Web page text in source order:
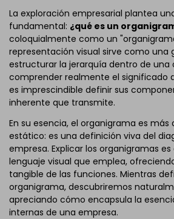
La exploración empresarial plantea
fundamental: ¿qué es un
coloquialmente como un
representación visual sirve como una
estructurar la jerarquía dentro de una
comprender realmente el significado
es imprescindible definir sus
inherente que transmite.
En su esencia, el organigrama es
estático: es una definición viva del
empresa. Explicar los organigramas
lenguaje visual que emplea,
tangible de las funciones. Mientras
organigrama, descubriremos
apreciando cómo encapsula la
internas de una empresa.